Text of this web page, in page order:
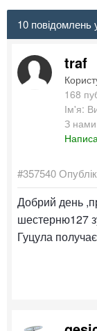
10 повідомлень
traf
168
Ім'я:
З
#357540
Добрий день
шестерню127
Гуцула